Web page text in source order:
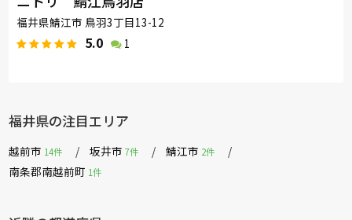
福井県鯖江市 鳥羽3丁目13-12
5.0 1
福井県の注目エリア
越前市 14件 坂井市7件 鯖江市 2件
南条郡南越前町 1件